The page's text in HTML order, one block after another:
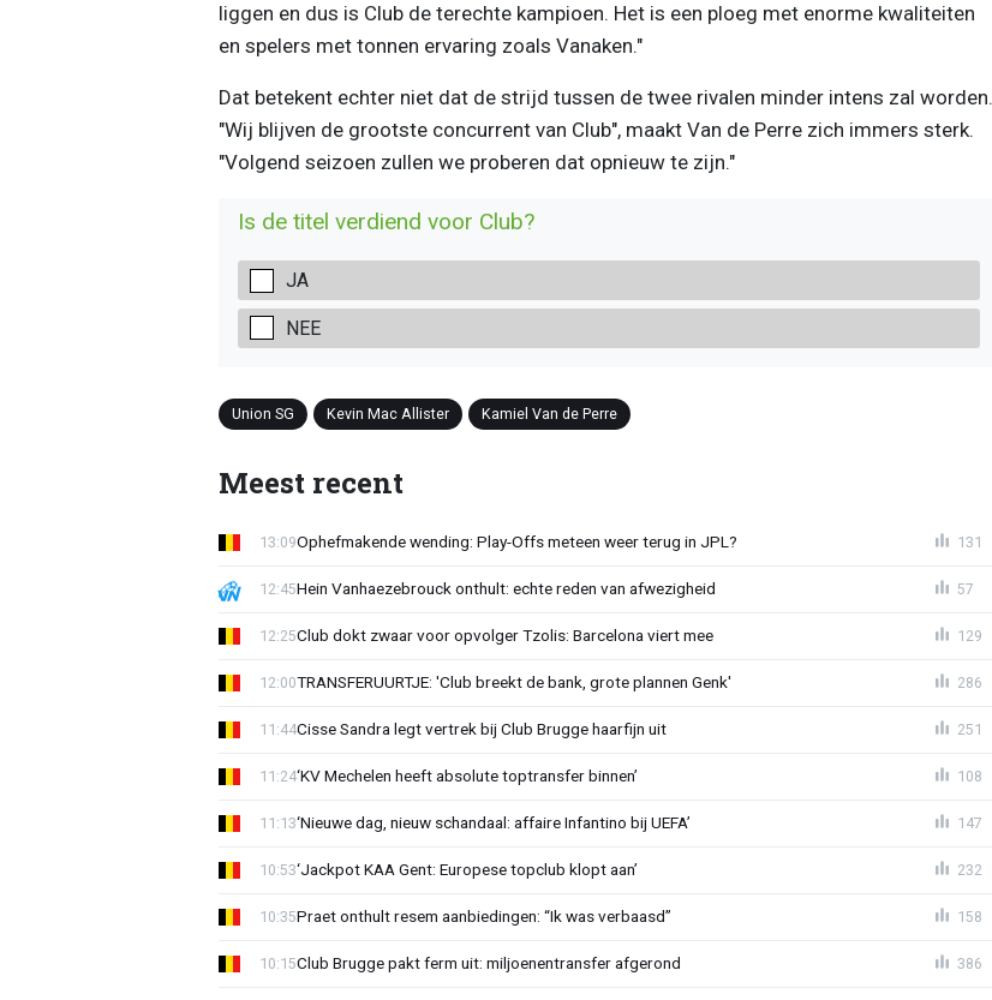
liggen en dus is Club de terechte kampioen. Het is een ploeg met enorme kwaliteiten
en spelers met tonnen ervaring zoals Vanaken."
Dat betekent echter niet dat de strijd tussen de twee rivalen minder intens zal worden.
"Wij blijven de grootste concurrent van Club", maakt Van de Perre zich immers sterk.
"Volgend seizoen zullen we proberen dat opnieuw te zijn."
Is de titel verdiend voor Club?
JA
NEE
Union SG Kevin Mac Allister Kamiel Van de Perre
Meest recent
Ophefmakende wending: Play-Offs meteen weer terug in JPL?
13:09 131
Hein Vanhaezebrouck onthult: echte reden van afwezigheid
12:45 57
Club dokt zwaar voor opvolger Tzolis: Barcelona viert mee
12:25 129
TRANSFERUURTJE: 'Club breekt de bank, grote plannen Genk'
12:00 286
Cisse Sandra legt vertrek bij Club Brugge haarfijn uit
11:44 251
‘KV Mechelen heeft absolute toptransfer binnen’
11:24 108
‘Nieuwe dag, nieuw schandaal: affaire Infantino bij UEFA’
11:13 147
‘Jackpot KAA Gent: Europese topclub klopt aan’
10:53 232
Praet onthult resem aanbiedingen: “Ik was verbaasd”
10:35 158
Club Brugge pakt ferm uit: miljoenentransfer afgerond
10:15 386